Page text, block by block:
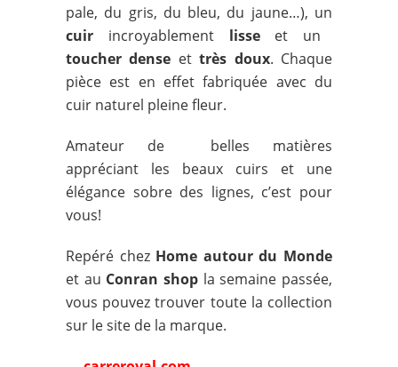
pale, du gris, du bleu, du jaune…), un
cuir incroyablement lisseet un
toucher dense ettrès doux. Chaque
pièce est en effet fabriquée avec du
cuir naturel pleine fleur.
Amateur de belles matières
appréciant les beaux cuirs et une
élégance sobre des lignes, c’est pour
vous!
Repéré chez Home autour du Monde
et au Conran shop la semaine passée,
vous pouvez trouver toute la collection
sur le site de la marque.